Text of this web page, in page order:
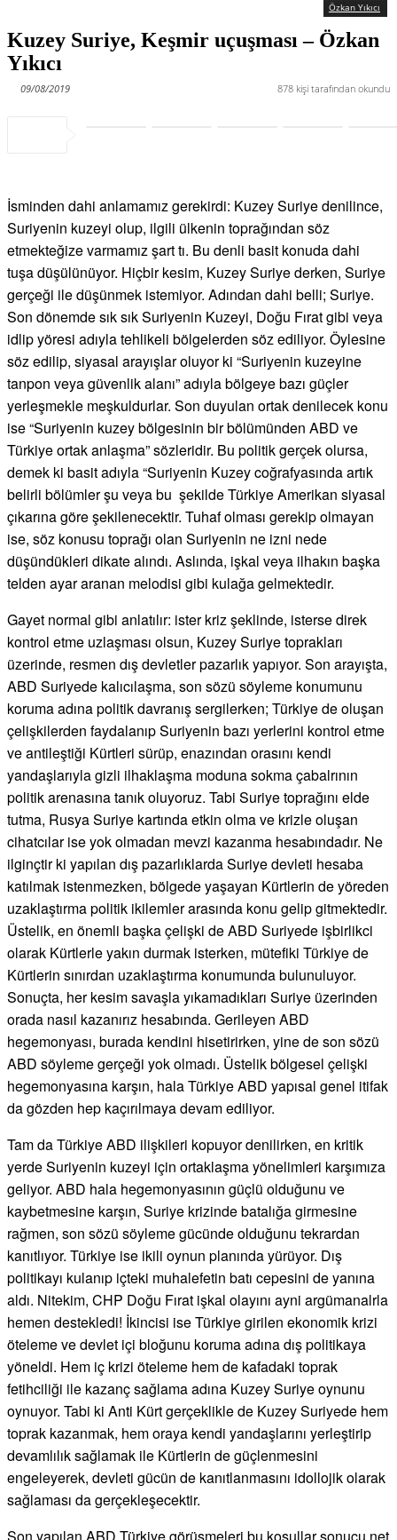
Özkan Yıkıcı
Kuzey Suriye, Keşmir uçuşması – Özkan
Yıkıcı
878 kişi tarafından okundu
09/08/2019
İsminden dahi anlamamız gerekirdi: Kuzey Suriye denilince,
Suriyenin kuzeyi olup, ilgili ülkenin toprağından söz
etmekteğize varmamız şart tı. Bu denli basit konuda dahi
tuşa düşülünüyor. Hiçbir kesim, Kuzey Suriye derken, Suriye
gerçeği ile düşünmek istemiyor. Adından dahi belli; Suriye.
Son dönemde sık sık Suriyenin Kuzeyi, Doğu Fırat gibi veya
idlip yöresi adıyla tehlikeli bölgelerden söz ediliyor. Öylesine
söz edilip, siyasal arayışlar oluyor ki “Suriyenin kuzeyine
tanpon veya güvenlik alanı” adıyla bölgeye bazı güçler
yerleşmekle meşkuldurlar. Son duyulan ortak denilecek konu
ise “Suriyenin kuzey bölgesinin bir bölümünden ABD ve
Türkiye ortak anlaşma” sözleridir. Bu politik gerçek olursa,
demek ki basit adıyla “Suriyenin Kuzey coğrafyasında artık
belirli bölümler şu veya bu şekilde Türkiye Amerikan siyasal
çıkarına göre şekilenecektir. Tuhaf olması gerekip olmayan
ise, söz konusu toprağı olan Suriyenin ne izni nede
düşündükleri dikate alındı. Aslında, işkal veya ilhakın başka
telden ayar aranan melodisi gibi kulağa gelmektedir.
Gayet normal gibi anlatılır: ister kriz şeklinde, isterse direk
kontrol etme uzlaşması olsun, Kuzey Suriye toprakları
üzerinde, resmen dış devletler pazarlık yapıyor. Son arayışta,
ABD Suriyede kalıcılaşma, son sözü söyleme konumunu
koruma adına politik davranış sergilerken; Türkiye de oluşan
çelişkilerden faydalanıp Suriyenin bazı yerlerini kontrol etme
ve antileştiği Kürtleri sürüp, enazından orasını kendi
yandaşlarıyla gizli ilhaklaşma moduna sokma çabalrının
politik arenasına tanık oluyoruz. Tabi Suriye toprağını elde
tutma, Rusya Suriye kartında etkin olma ve krizle oluşan
cihatcılar ise yok olmadan mevzi kazanma hesabındadır. Ne
ilginçtir ki yapılan dış pazarlıklarda Suriye devleti hesaba
katılmak istenmezken, bölgede yaşayan Kürtlerin de yöreden
uzaklaştırma politik ikilemler arasında konu gelip gitmektedir.
Üstelik, en önemli başka çelişki de ABD Suriyede işbirlikci
olarak Kürtlerle yakın durmak isterken, mütefiki Türkiye de
Kürtlerin sınırdan uzaklaştırma konumunda bulunuluyor.
Sonuçta, her kesim savaşla yıkamadıkları Suriye üzerinden
orada nasıl kazanırız hesabında. Gerileyen ABD
hegemonyası, burada kendini hisetirirken, yine de son sözü
ABD söyleme gerçeği yok olmadı. Üstelik bölgesel çelişki
hegemonyasına karşın, hala Türkiye ABD yapısal genel itifak
da gözden hep kaçırılmaya devam ediliyor.
Tam da Türkiye ABD ilişkileri kopuyor denilirken, en kritik
yerde Suriyenin kuzeyi için ortaklaşma yönelimleri karşımıza
geliyor. ABD hala hegemonyasının güçlü olduğunu ve
kaybetmesine karşın, Suriye krizinde batalığa girmesine
rağmen, son sözü söyleme gücünde olduğunu tekrardan
kanıtlıyor. Türkiye ise ikili oynun planında yürüyor. Dış
politikayı kulanıp içteki muhalefetin batı cepesini de yanına
aldı. Nitekim, CHP Doğu Fırat işkal olayını ayni argümanalrla
hemen destekledi! İkincisi ise Türkiye girilen ekonomik krizi
öteleme ve devlet içi bloğunu koruma adına dış politikaya
yöneldi. Hem iç krizi öteleme hem de kafadaki toprak
fetihciliği ile kazanç sağlama adına Kuzey Suriye oynunu
oynuyor. Tabi ki Anti Kürt gerçeklikle de Kuzey Suriyede hem
toprak kazanmak, hem oraya kendi yandaşlarını yerleştirip
devamlılık sağlamak ile Kürtlerin de güçlenmesini
engeleyerek, devleti gücün de kanıtlanmasını idollojik olarak
sağlaması da gerçekleşecektir.